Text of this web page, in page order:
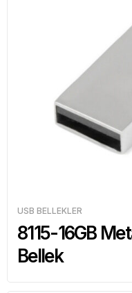
USB BELLEKLER
8115-16GB
Bellek